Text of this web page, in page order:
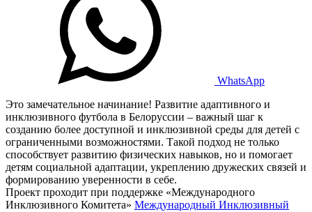
WhatsApp
Это замечательное начинание! Развитие адаптивного и
инклюзивного футбола в Белоруссии – важный шаг к
созданию более доступной и инклюзивной среды для детей с
ограниченными возможностями. Такой подход не только
способствует развитию физических навыков, но и помогает
детям социальной адаптации, укреплению дружеских связей и
формированию уверенности в себе.
Проект проходит при поддержке «Международного
Инклюзивного Комитета» Международный Инклюзивный